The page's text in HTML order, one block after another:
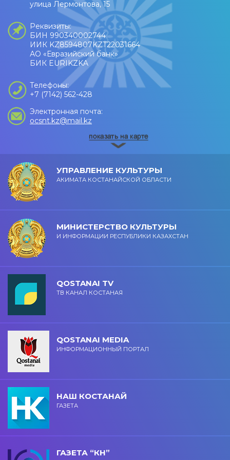
улица Лермонтова, 15
Реквизиты:
БИН 990340002744
ИИК KZ8594807KZT22031664
АО «Евразийский банк»
БИК EURIKZKA
Телефоны:
+7 (7142) 562-428
Электронная почта:
ocsnt.kz@mail.kz
УПРАВЛЕНИЕ КУЛЬТУРЫ
АКИМАТА КОСТАНАЙСКОЙ ОБЛАСТИ
МИНИСТЕРСТВО КУЛЬТУРЫ
И ИНФОРМАЦИИ РЕСПУБЛИКИ КАЗАХСТАН
QOSTANAI TV
ТВ КАНАЛ КОСТАНАЯ
QOSTANAI MEDIA
ИНФОРМАЦИОННЫЙ ПОРТАЛ
НАШ КОСТАНАЙ
ГАЗЕТА
ГАЗЕТА “КН”